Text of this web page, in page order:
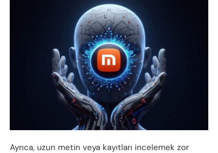
Ayrıca, uzun metin veya kayıtları incelemek zor